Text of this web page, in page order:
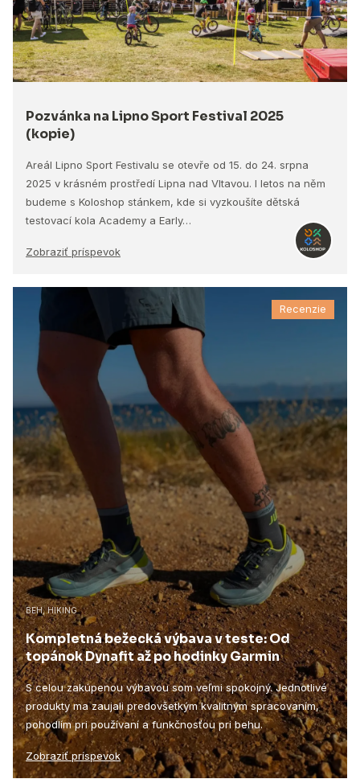
Pozvánka na Lipno Sport Festival 2025
(kopie)
Areál Lipno Sport Festivalu se otevře od 15. do 24. srpna
2025 v krásném prostředí Lipna nad Vltavou. I letos na něm
budeme s Koloshop stánkem, kde si vyzkoušíte dětská
testovací kola Academy a Early…
Zobraziť príspevok
Recenzie
BEH, HIKING
Kompletná bežecká výbava v teste: Od
topánok Dynafit až po hodinky Garmin
S celou zakúpenou výbavou som veľmi spokojný. Jednotlivé
produkty ma zaujali predovšetkým kvalitným spracovaním,
pohodlím pri používaní a funkčnosťou pri behu.
Zobraziť príspevok